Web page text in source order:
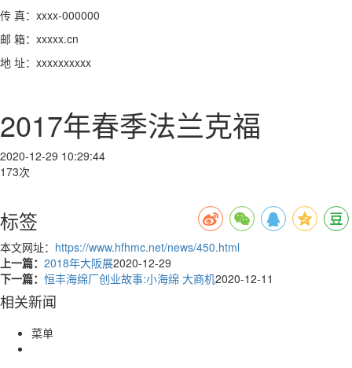
传 真：xxxx-000000
邮 箱：xxxxx.cn
地 址：xxxxxxxxxx
2017年春季法兰克福
2020-12-29 10:29:44
173次
标签
本文网址： https://www.hfhmc.net/news/450.html
上一篇： 2018年大阪展2020-12-29
下一篇： 恒丰海绵厂创业故事:小海绵 大商机2020-12-11
相关新闻
菜单